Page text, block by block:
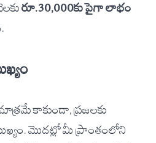
రూ.30,000కు పైగా లాభం
కాకుండా, ప్రజలకు
మొదట్లో మీ ప్రాంతంలోని